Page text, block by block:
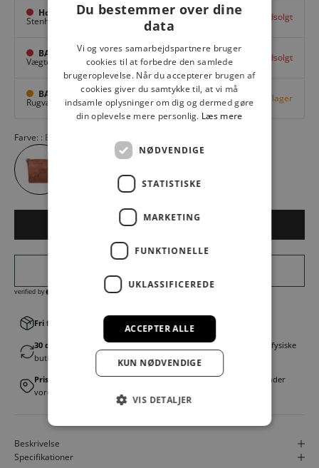
Hovedlager
Stenhuggervej 10, Udsolgt
BAGGI Nyborg
Vægtergade 1, Nyborg Udsolgt
BAGGI Tarup Center
Rugvang 36,Odense NV Få på lager
Farve: BRANDY
LÆG I KURV
Fri fragt v. køb over 499,00 kr.│Levering 1-3 hverdage
30 dages fortrydelsesret│Byt eller returner gratis i en af vores fysiske
butikker
Prismatch
│Vi tilbyder landsdækkende prisgaranti. Læs mere under
vores FAQ
Beskrivelse
Specifikationer
Du bestemmer over dine
data
Vi og vores samarbejdspartnere bruger
cookies til at forbedre den samlede
brugeroplevelse. Når du accepterer brugen af
cookies giver du samtykke til, at vi må
indsamle oplysninger om dig og dermed gøre
din oplevelse mere personlig. Læs mere
NØDVENDIGE
STATISTISKE
MARKETING
FUNKTIONELLE
UKLASSIFICEREDE
ACCEPTER ALLE
KUN NØDVENDIGE
VIS DETALJER